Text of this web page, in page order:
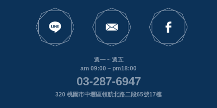
週一 ~ 週五
am 09:00 ~ pm18:00
03-287-6947
320 桃園市中壢區領航北路二段65號17樓